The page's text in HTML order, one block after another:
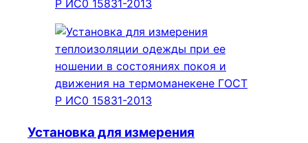
Установка для измерения